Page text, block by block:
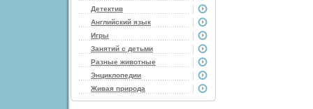
Детектив
Английский язык
Игры
Занятий с детьми
Разные животные
Энциклопедии
Живая природа